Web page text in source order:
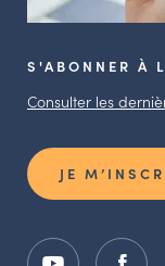
S'ABONNER À
Consulter les
JE